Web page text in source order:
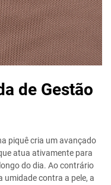
de Gestão
piquê cria um avançado
atua ativamente para
do dia. Ao contrário
umidade contra a pele, a